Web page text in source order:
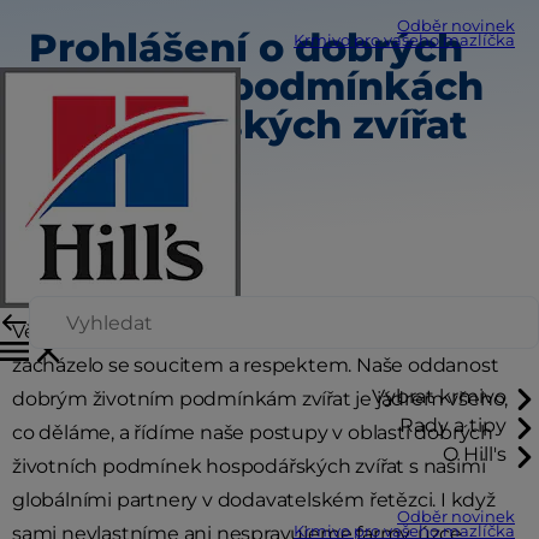
Odběr novinek
Krmivo pro vašeho mazlíčka
Vybrat krmivo
Rady a tipy
O Hill's
Odběr novinek
Krmivo pro vašeho mazlíčka
Prohlášení o dobrých
životních podmínkách
hospodářských zvířat
Věříme, že každé zvíře si zaslouží, aby se s ním
zacházelo se soucitem a respektem. Naše oddanost
dobrým životním podmínkám zvířat je jádrem všeho,
co děláme, a řídíme naše postupy v oblasti dobrých
životních podmínek hospodářských zvířat s našimi
globálními partnery v dodavatelském řetězci. I když
sami nevlastníme ani nespravujeme farmy, úzce